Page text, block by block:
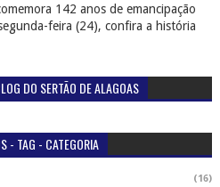
142 anos de emancipação
feira (24), confira a história
DO SERTÃO DE ALAGOAS
- TAG - CATEGORIA
(16)